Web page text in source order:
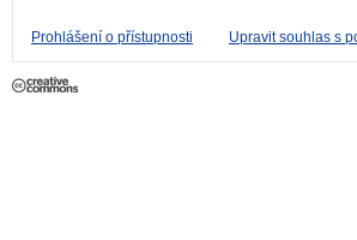
Prohlášení o přístupnosti Upravit souhlas s